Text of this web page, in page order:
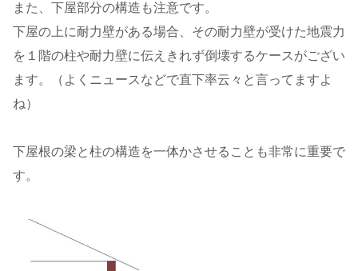
また、下屋部分の構造も注意です。
下屋の上に耐力壁がある場合、その耐力壁が受けた地震力
を１階の柱や耐力壁に伝えきれず倒壊するケースがござい
ます。（よくニュースなどで直下率云々と言ってますよ
ね）
下屋根の梁と柱の構造を一体かさせることも非常に重要で
す。